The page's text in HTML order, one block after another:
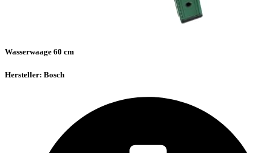
Wasserwaage 60 cm
Hersteller: Bosch